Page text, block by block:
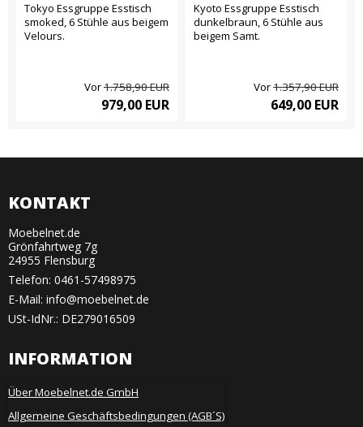
Tokyo Essgruppe Esstisch
smoked, 6 Stühle aus beigem
Velours.
Vor1.758,90 EUR
979,00 EUR
Kyoto Essgruppe Esstisch
dunkelbraun, 6 Stühle aus
beigem Samt.
Vor1.357,90 EUR
649,00 EUR
KONTAKT
Moebelnet.de
Grönfahrtweg 7g
24955 Flensburg
Telefon: 0461-57498975
E-Mail: info@moebelnet.de
USt-IdNr.: DE279016509
INFORMATION
Über Moebelnet.de GmbH
Allgemeine Geschäftsbedingungen (AGB´S)